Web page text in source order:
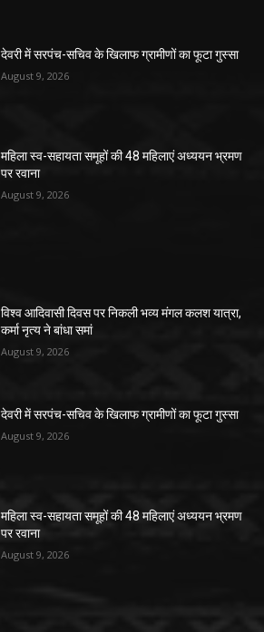
देवरी में सरपंच-सचिव के खिलाफ ग्रामीणों का फूटा गुस्सा
August 9, 2026
महिला स्व-सहायता समूहों की 48 महिलाएं अध्ययन भ्रमण
पर रवाना
August 9, 2026
विश्व आदिवासी दिवस पर निकली भव्य मंगल कलश यात्रा,
कर्मा नृत्य ने बांधा समां
August 9, 2026
देवरी में सरपंच-सचिव के खिलाफ ग्रामीणों का फूटा गुस्सा
August 9, 2026
महिला स्व-सहायता समूहों की 48 महिलाएं अध्ययन भ्रमण
पर रवाना
August 9, 2026